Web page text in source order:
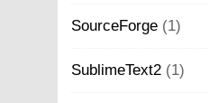
SourceForge (1)
SublimeText2 (1)